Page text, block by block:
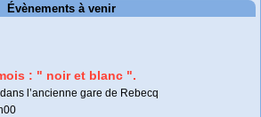
Évènements à venir
: " noir et blanc ".
l’ancienne gare de Rebecq